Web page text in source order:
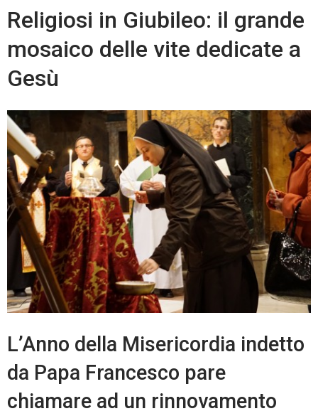
Religiosi in Giubileo: il grande
mosaico delle vite dedicate a
Gesù
L’Anno della Misericordia indetto
da Papa Francesco pare
chiamare ad un rinnovamento